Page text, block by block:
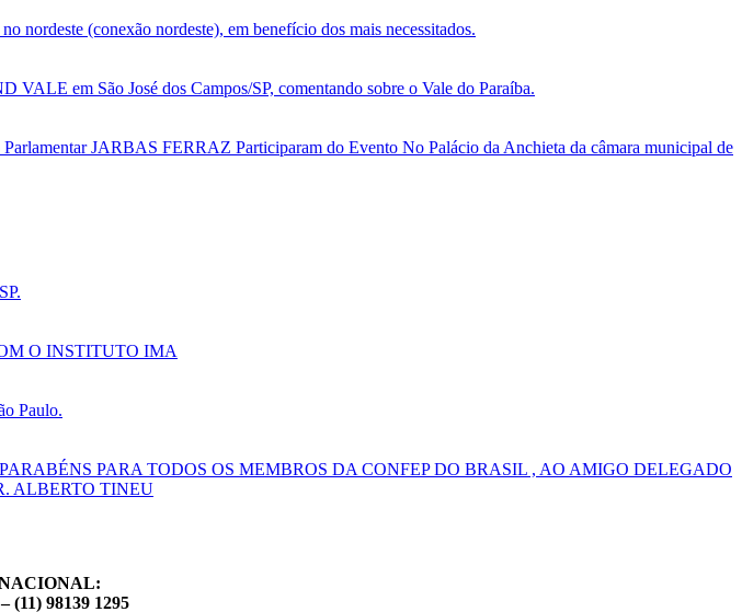
nordeste (conexão nordeste), em benefício dos mais necessitados.
em São José dos Campos/SP, comentando sobre o Vale do Paraíba.
JARBAS FERRAZ Participaram do Evento No Palácio da Anchieta da câmara municipal de
O INSTITUTO IMA
Paulo.
PARA TODOS OS MEMBROS DA CONFEP DO BRASIL , AO AMIGO DELEGADO
ALBERTO TINEU
(11) 98139 1295